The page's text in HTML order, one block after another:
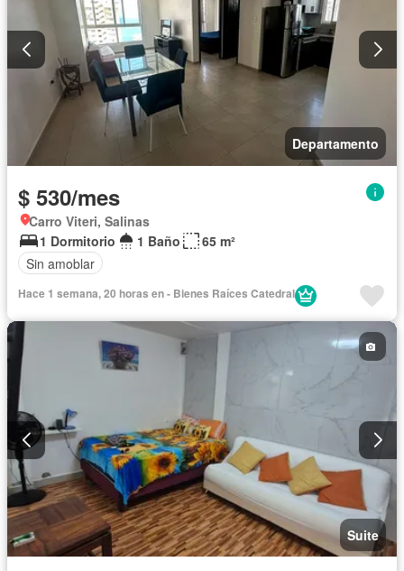
Departamento
$ 530/mes
Carro Viteri, Salinas
1 Dormitorio
1 Baño
65 m²
Sin amoblar
Hace 1 semana, 20 horas en - Bienes Raíces Catedral
Suite